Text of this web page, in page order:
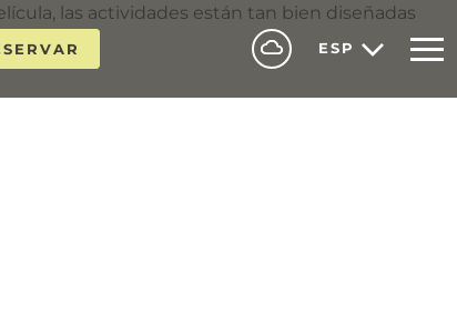
ESP
las actividades están tan bien diseñadas